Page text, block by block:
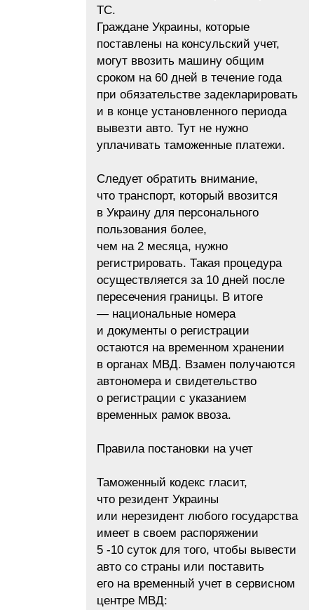
ТС.
Граждане Украины, которые
поставлены на консульский учет,
могут ввозить машину общим
сроком на 60 дней в течение года
при обязательстве задекларировать
и в конце установленного периода
вывезти авто. Тут не нужно
уплачивать таможенные платежи.
Следует обратить внимание,
что транспорт, который ввозится
в Украину для персонального
пользования более,
чем на 2 месяца, нужно
регистрировать. Такая процедура
осуществляется за 10 дней после
пересечения границы. В итоге
— национальные номера
и документы о регистрации
остаются на временном хранении
в органах МВД. Взамен получаются
автономера и свидетельство
о регистрации с указанием
временных рамок ввоза.
Правила постановки на учет
Таможенный кодекс гласит,
что резидент Украины
или нерезидент любого государства
имеет в своем распоряжении
5 -10 суток для того, чтобы вывести
авто со страны или поставить
его на временный учет в сервисном
центре МВД: